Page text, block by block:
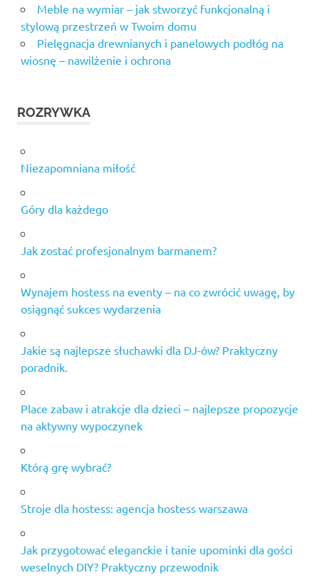
Meble na wymiar – jak stworzyć funkcjonalną i
stylową przestrzeń w Twoim domu
Pielęgnacja drewnianych i panelowych podłóg na
wiosnę – nawilżenie i ochrona
ROZRYWKA
Niezapomniana miłość
Góry dla każdego
Jak zostać profesjonalnym barmanem?
Wynajem hostess na eventy – na co zwrócić uwagę, by
osiągnąć sukces wydarzenia
Jakie są najlepsze słuchawki dla DJ-ów? Praktyczny
poradnik.
Place zabaw i atrakcje dla dzieci – najlepsze propozycje
na aktywny wypoczynek
Którą grę wybrać?
Stroje dla hostess: agencja hostess warszawa
Jak przygotować eleganckie i tanie upominki dla gości
weselnych DIY? Praktyczny przewodnik